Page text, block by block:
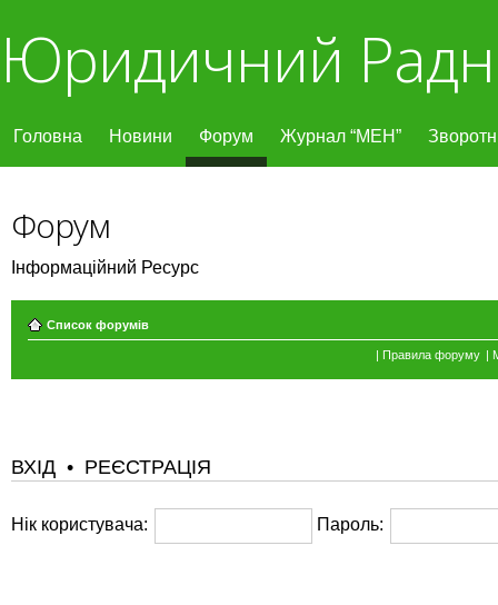
Юридичний
Головна Новини Форум Журнал “МЕН”
Форум
Інформаційний Ресурс
Список форумів
| Правила форуму |
ВХІД • РЕЄСТРАЦІЯ
Нік користувача: Пароль: